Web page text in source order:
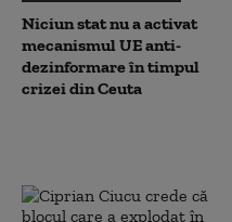
Niciun stat nu a activat
mecanismul UE anti-
dezinformare în timpul
crizei din Ceuta